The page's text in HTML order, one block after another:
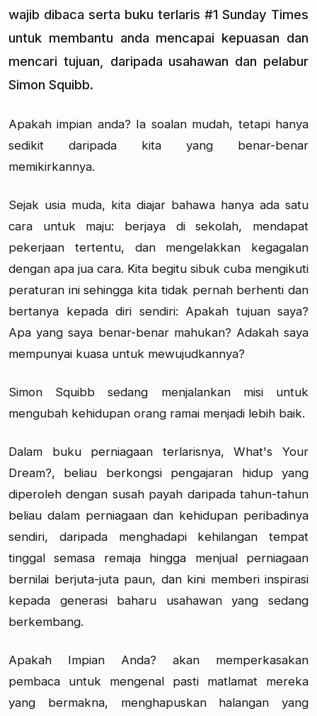
wajib dibaca serta buku terlaris #1 Sunday Times
untuk membantu anda mencapai kepuasan dan
mencari tujuan, daripada usahawan dan pelabur
Simon Squibb.
Apakah impian anda? Ia soalan mudah, tetapi hanya
sedikit daripada kita yang benar-benar
memikirkannya.
Sejak usia muda, kita diajar bahawa hanya ada satu
cara untuk maju: berjaya di sekolah, mendapat
pekerjaan tertentu, dan mengelakkan kegagalan
dengan apa jua cara. Kita begitu sibuk cuba mengikuti
peraturan ini sehingga kita tidak pernah berhenti dan
bertanya kepada diri sendiri: Apakah tujuan saya?
Apa yang saya benar-benar mahukan? Adakah saya
mempunyai kuasa untuk mewujudkannya?
Simon Squibb sedang menjalankan misi untuk
mengubah kehidupan orang ramai menjadi lebih baik.
Dalam buku perniagaan terlarisnya, What's Your
Dream?, beliau berkongsi pengajaran hidup yang
diperoleh dengan susah payah daripada tahun-tahun
beliau dalam perniagaan dan kehidupan peribadinya
sendiri, daripada menghadapi kehilangan tempat
tinggal semasa remaja hingga menjual perniagaan
bernilai berjuta-juta paun, dan kini memberi inspirasi
kepada generasi baharu usahawan yang sedang
berkembang.
Apakah Impian Anda? akan memperkasakan
pembaca untuk mengenal pasti matlamat mereka
yang bermakna, menghapuskan halangan yang